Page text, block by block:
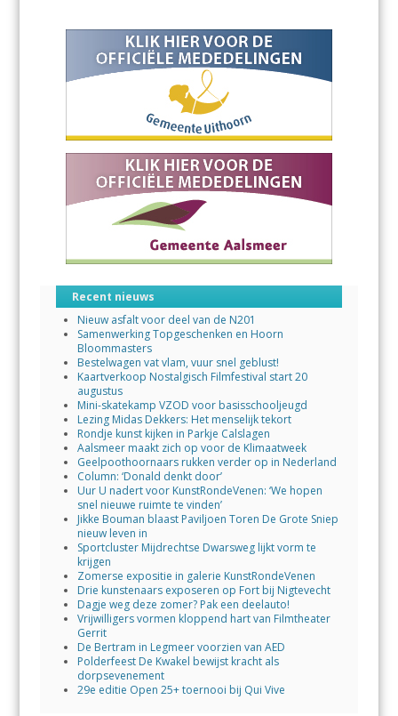
Recent nieuws
Nieuw asfalt voor deel van de N201
Samenwerking Topgeschenken en Hoorn
Bloommasters
Bestelwagen vat vlam, vuur snel geblust!
Kaartverkoop Nostalgisch Filmfestival start 20
augustus
Mini-skatekamp VZOD voor basisschooljeugd
Lezing Midas Dekkers: Het menselijk tekort
Rondje kunst kijken in Parkje Calslagen
Aalsmeer maakt zich op voor de Klimaatweek
Geelpoothoornaars rukken verder op in Nederland
Column: ‘Donald denkt door’
Uur U nadert voor KunstRondeVenen: ‘We hopen
snel nieuwe ruimte te vinden’
Jikke Bouman blaast Paviljoen Toren De Grote Sniep
nieuw leven in
Sportcluster Mijdrechtse Dwarsweg lijkt vorm te
krijgen
Zomerse expositie in galerie KunstRondeVenen
Drie kunstenaars exposeren op Fort bij Nigtevecht
Dagje weg deze zomer? Pak een deelauto!
Vrijwilligers vormen kloppend hart van Filmtheater
Gerrit
De Bertram in Legmeer voorzien van AED
Polderfeest De Kwakel bewijst kracht als
dorpsevenement
29e editie Open 25+ toernooi bij Qui Vive